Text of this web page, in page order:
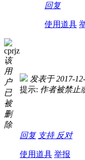
回复
使用道具
cprjz
该
用
户
已
被
删
除
发表于 2017-
提示: 作者被禁止
回复 支持 反对
使用道具 举报